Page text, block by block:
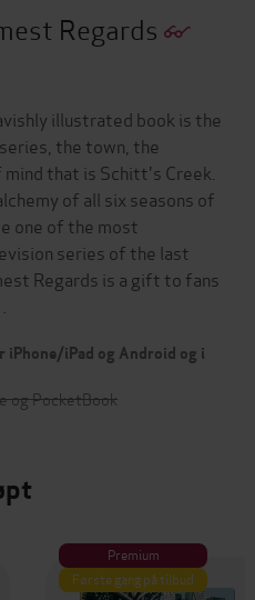
Regards
illustrated book is the
the town, the
that is Schitt's Creek.
of all six seasons of
one of the most
series of the last
Regards is a gift to fans
iPhone/iPad og Android og i
og PocketBook
Premium
Første gang på tilbud